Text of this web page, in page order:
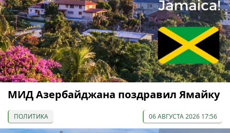
МИД Азербайджана поздравил Ямайку
ПОЛИТИКА 06 АВГУСТА 2026 17:56